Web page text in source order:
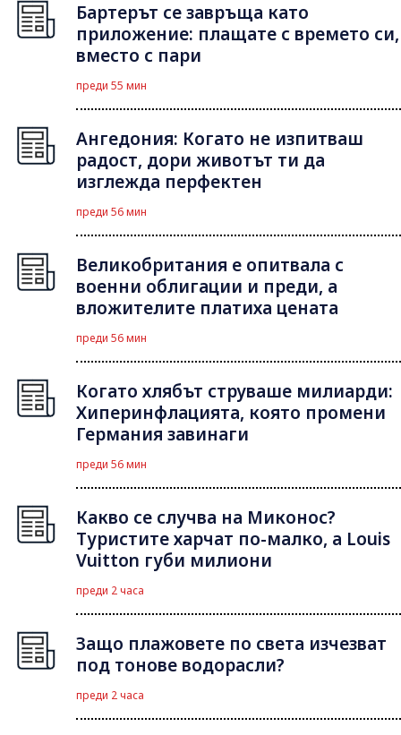
Бартерът се завръща като
приложение: плащате с времето си,
вместо с пари
преди 55 мин
Ангедония: Когато не изпитваш
радост, дори животът ти да
изглежда перфектен
преди 56 мин
Великобритания е опитвала с
военни облигации и преди, а
вложителите платиха цената
преди 56 мин
Когато хлябът струваше милиарди:
Хиперинфлацията, която промени
Германия завинаги
преди 56 мин
Какво се случва на Миконос?
Туристите харчат по-малко, а Louis
Vuitton губи милиони
преди 2 часа
Защо плажовете по света изчезват
под тонове водорасли?
преди 2 часа